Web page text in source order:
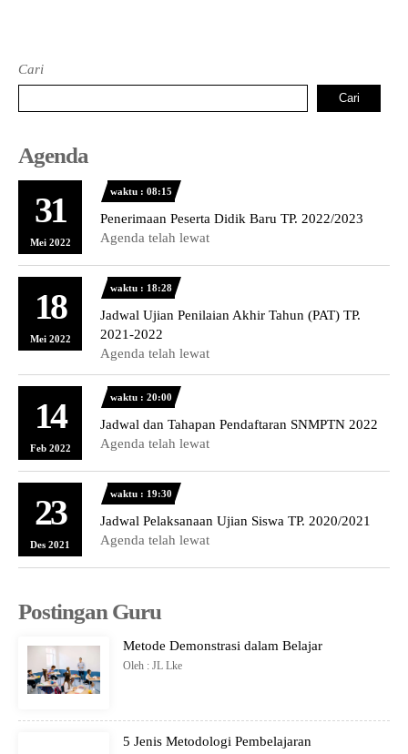
Cari
Cari
Agenda
31
Mei 2022
waktu : 08:15
Penerimaan Peserta Didik Baru TP. 2022/2023
Agenda telah lewat
18
Mei 2022
waktu : 18:28
Jadwal Ujian Penilaian Akhir Tahun (PAT) TP.
2021-2022
Agenda telah lewat
14
Feb 2022
waktu : 20:00
Jadwal dan Tahapan Pendaftaran SNMPTN 2022
Agenda telah lewat
23
Des 2021
waktu : 19:30
Jadwal Pelaksanaan Ujian Siswa TP. 2020/2021
Agenda telah lewat
Postingan Guru
Metode Demonstrasi dalam Belajar
Oleh : JL Lke
5 Jenis Metodologi Pembelajaran